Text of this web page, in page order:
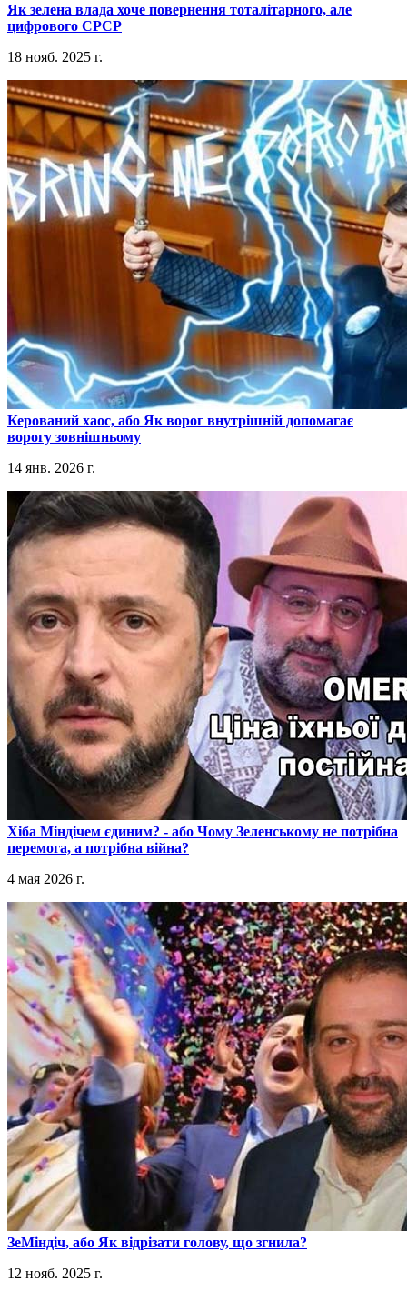
​Як зелена влада хоче повернення тоталітарного, але
цифрового СРСР
18 нояб. 2025 г.
​Керований хаос, або Як ворог внутрішній допомагає
ворогу зовнішньому
14 янв. 2026 г.
​Хіба Міндічем єдиним? - або Чому Зеленському не потрібна
перемога, а потрібна війна?
4 мая 2026 г.
​ЗеМіндіч, або Як відрізати голову, що згнила?
12 нояб. 2025 г.